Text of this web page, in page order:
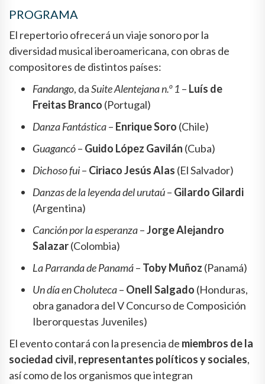
PROGRAMA
El repertorio ofrecerá un viaje sonoro por la
diversidad musical iberoamericana, con obras de
compositores de distintos países:
Fandango, daSuite Alentejana n.º 1 – Luís de
Freitas Branco (Portugal)
Danza Fantástica– Enrique Soro (Chile)
Guagancó– Guido López Gavilán (Cuba)
Dichoso fui– Ciriaco Jesús Alas (El Salvador)
Danzas de la leyenda del urutaú– Gilardo Gilardi
(Argentina)
Canción por la esperanza–Jorge Alejandro
Salazar(Colombia)
La Parranda de Panamá– Toby Muñoz (Panamá)
Un día en Choluteca– Onell Salgado (Honduras,
obra ganadora del V Concurso de Composición
Iberorquestas Juveniles)
El evento contará con la presencia de miembros de la
sociedad civil, representantes políticos y sociales,
así como de los organismos que integran